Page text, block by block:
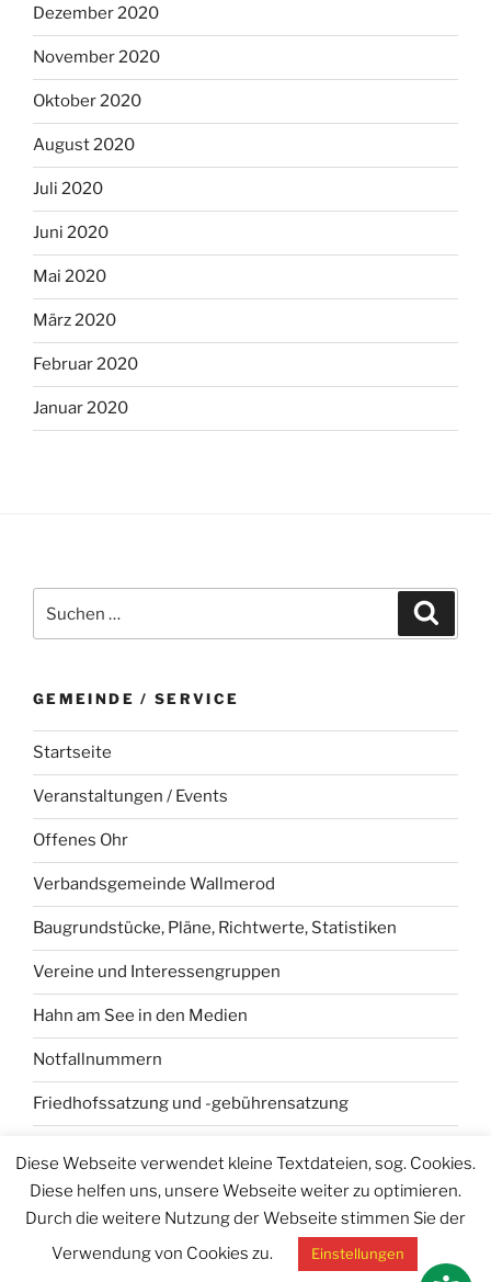
Dezember 2020
November 2020
Oktober 2020
August 2020
Juli 2020
Juni 2020
Mai 2020
März 2020
Februar 2020
Januar 2020
nach:
GEMEINDE / SERVICE
Startseite
Veranstaltungen / Events
Offenes Ohr
Verbandsgemeinde Wallmerod
Baugrundstücke, Pläne, Richtwerte, Statistiken
Vereine und Interessengruppen
Hahn am See in den Medien
Notfallnummern
Friedhofssatzung und -gebührensatzung
Diese Webseite verwendet kleine Textdateien, sog. Cookies.
Diese helfen uns, unsere Webseite weiter zu optimieren.
Durch die weitere Nutzung der Webseite stimmen Sie der
Verwendung von Cookies zu.
Einstellungen